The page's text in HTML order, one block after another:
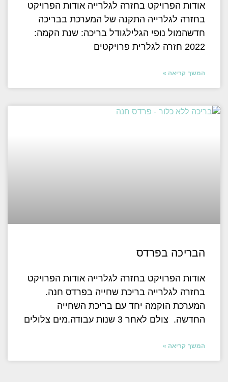
אודות הפרויקט בחזרה לגלרייה אודות הפרויקט
בחזרה לגלרייה התקנה של המערכת בבריכה
חדשהמול נופי הגלילגודל בריכה: שנת הקמה:
2022 חזרה לגלרית פרויקטים
המשך קריאה »
הבריכה בפרדס
אודות הפרויקט בחזרה לגלרייה אודות הפרויקט
בחזרה לגלרייה בריכת שחייה בפרדס חנה.
המערכת הוקמה יחד עם בריכת השחייה
החדשה. צולם לאחר 3 שנות עבודה.מים צלולים
המשך קריאה »